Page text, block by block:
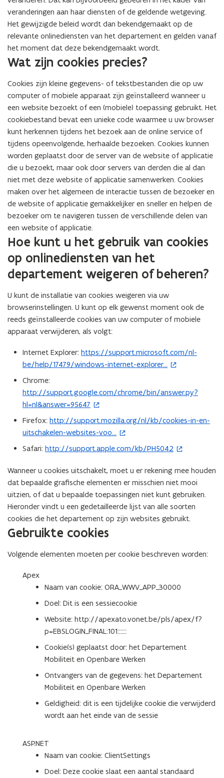
veranderingen aan haar diensten of de geldende wetgeving.
Het gewijzigde beleid wordt dan bekendgemaakt op de
relevante onlinediensten van het departement en gelden vanaf
het moment dat deze bekendgemaakt wordt.
Wat zijn cookies precies?
Cookies zijn kleine gegevens- of tekstbestanden die op uw
computer of mobiele apparaat zijn geïnstalleerd wanneer u
een website bezoekt of een (mobiele) toepassing gebruikt. Het
cookiebestand bevat een unieke code waarmee u uw browser
kunt herkennen tijdens het bezoek aan de online service of
tijdens opeenvolgende, herhaalde bezoeken. Cookies kunnen
worden geplaatst door de server van de website of applicatie
die u bezoekt, maar ook door servers van derden die al dan
niet met deze website of applicatie samenwerken. Cookies
maken over het algemeen de interactie tussen de bezoeker en
de website of applicatie gemakkelijker en sneller en helpen de
bezoeker om te navigeren tussen de verschillende delen van
een website of applicatie.
Hoe kunt u het gebruik van cookies
op onlinediensten van het
departement weigeren of beheren?
U kunt de installatie van cookies weigeren via uw
browserinstellingen. U kunt op elk gewenst moment ook de
reeds geïnstalleerde cookies van uw computer of mobiele
apparaat verwijderen, als volgt:
Internet Explorer: https://support.microsoft.com/nl-
be/help/17479/windows-internet-explorer...
(
o
e
n
i
n
n
e
u
w
v
e
n
t
)
Chrome:
http://support.google.com/chrome/bin/answer.py?
hl=nl&answer=95647
(
o
p
e
t
w
n
Firefox: http://support.mozilla.org/nl/kb/cookies-in-en-
uitschakelen-websites-voo...
(
o
p
n
t
i
n
n
i
u
e
n
t
r
)
Safari: http://support.apple.com/kb/PH5042
(
p
e
n
t
n
i
w
v
e
n
t
e
r
)
Wanneer u cookies uitschakelt, moet u er rekening mee houden
dat bepaalde grafische elementen er misschien niet mooi
uitzien, of dat u bepaalde toepassingen niet kunt gebruiken.
Hieronder vindt u een gedetailleerde lijst van alle soorten
cookies die het departement op zijn websites gebruikt.
Gebruikte cookies
Volgende elementen moeten per cookie beschreven worden:
Apex
Naam van cookie: ORA_WWV_APP_30000
Doel: Dit is een sessiecookie
Website: http://apexato.vonet.be/pls/apex/f?
p=EBSLOGIN_FINAL:101::::::
Cookie(s) geplaatst door: het Departement
Mobiliteit en Openbare Werken
Ontvangers van de gegevens: het Departement
Mobiliteit en Openbare Werken
Geldigheid: dit is een tijdelijke cookie die verwijderd
wordt aan het einde van de sessie
ASP.NET
Naam van cookie: ClientSettings
Doel: Deze cookie slaat een aantal standaard